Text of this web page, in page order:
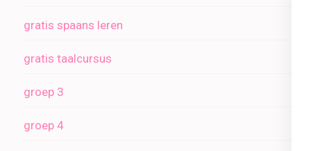
gratis spaans leren
gratis taalcursus
groep 3
groep 4